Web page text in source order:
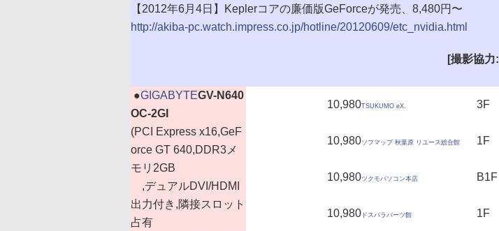
【2012年6月4日】Keplerコアの廉価版GeForceが発売、8,480円〜
http://akiba-pc.watch.impress.co.jp/hotline/20120609/etc_nvidia.html
[撮影協力:
●GIGABYTEGV-N640
OC-2GI
(PCI Express x16,GeF
orce GT 640,DDR3メ
モリ2GB
,デュアルDVI/HDMI
出力付き,隣接スロット
占有
10,980TSUKUMO eX. 3F
10,980ソフマップ 秋葉原 リユース総合館 1F
10,980ツクモパソコン本店 B1F
10,980 ドスパラパーツ館 1F